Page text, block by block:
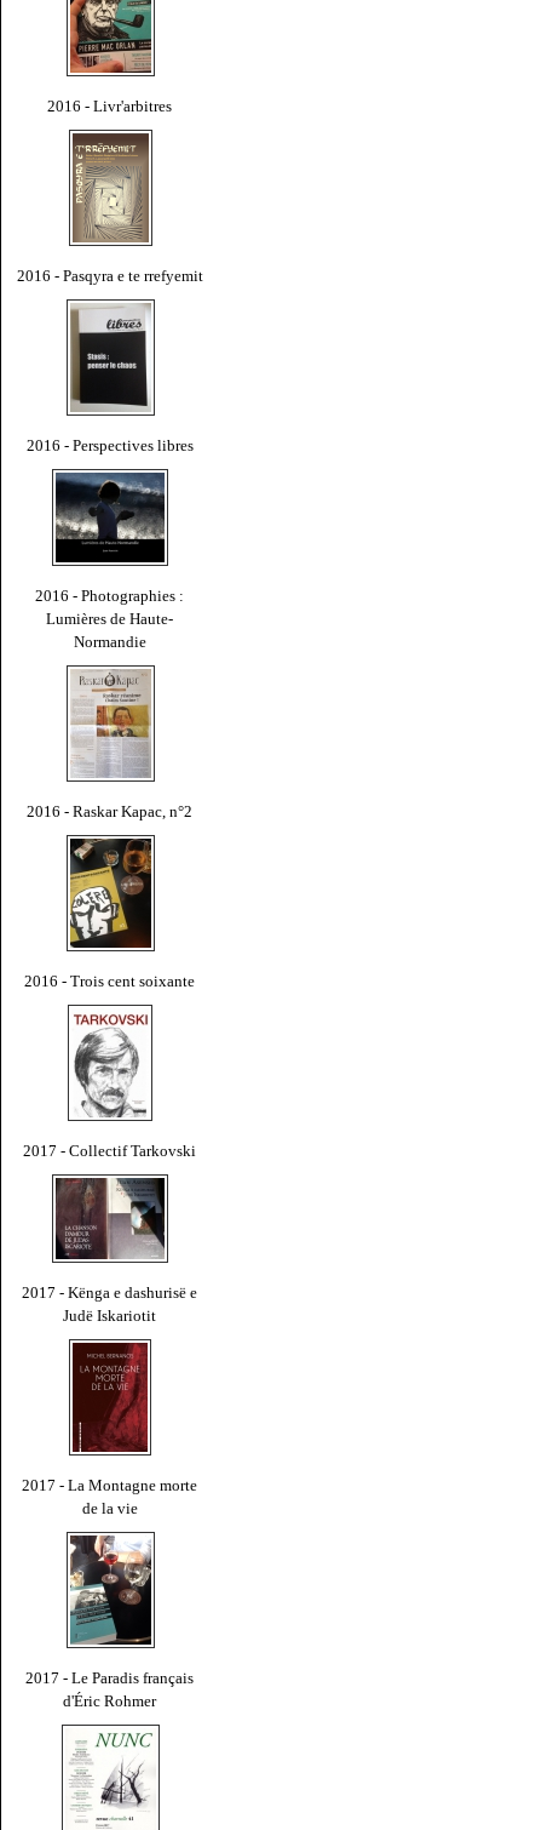
2016 - Livr'arbitres
2016 - Pasqyra e te rrefyemit
2016 - Perspectives libres
2016 - Photographies :
Lumières de Haute-
Normandie
2016 - Raskar Kapac, n°2
2016 - Trois cent soixante
2017 - Collectif Tarkovski
2017 - Kënga e dashurisë e
Judë Iskariotit
2017 - La Montagne morte
de la vie
2017 - Le Paradis français
d'Éric Rohmer